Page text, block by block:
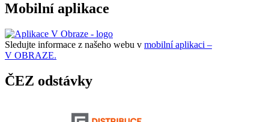
Mobilní aplikace
Sledujte informace z našeho webu v mobilní aplikaci –
V OBRAZE.
ČEZ odstávky